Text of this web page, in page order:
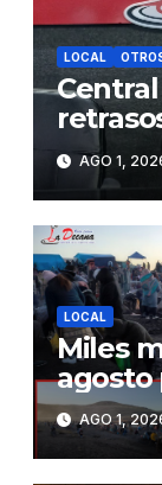
LOCAL
de
Juliaca
AGO 1,
LOCAL
Miles
agosto
AGO 1,